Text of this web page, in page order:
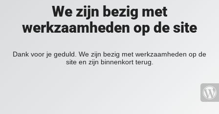
We zijn bezig met
werkzaamheden op de site
Dank voor je geduld. We zijn bezig met werkzaamheden op de
site en zijn binnenkort terug.